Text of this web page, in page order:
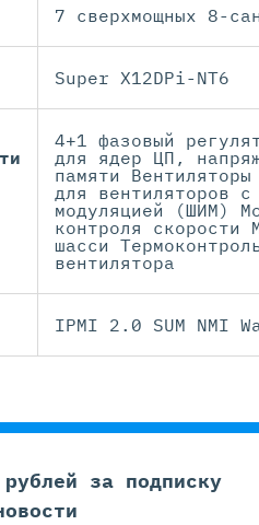
7 сверхмощных 8-
Super X12DPi-NT6
4+1 фазовый
для ядер ЦП,
памяти
для вентиляторов с
модуляцией (ШИМ)
контроля скорости
шасси
вентилятора
IPMI 2.0 SUM NMI
за подписку